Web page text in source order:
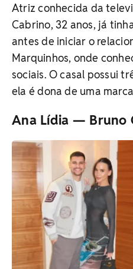
Atriz conhecida da
Cabrino, 32 anos, já
antes de iniciar o
Marquinhos, onde
sociais. O casal possui
ela é dona de uma
Ana Lídia — Bruno